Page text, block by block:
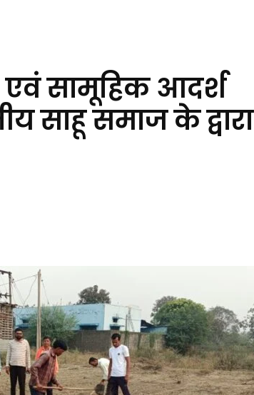
एवं सामूहिक आदर्श
साहू समाज के द्वारा